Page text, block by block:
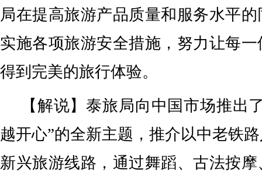
局在提高旅游产品质量和服务水平
实施各项旅游安全措施，努力让每
得到完美的旅行体验。
【解说】泰旅局向中国市场推出
越开心”的全新主题，推介以中老铁
新兴旅游线路，通过舞蹈、古法按